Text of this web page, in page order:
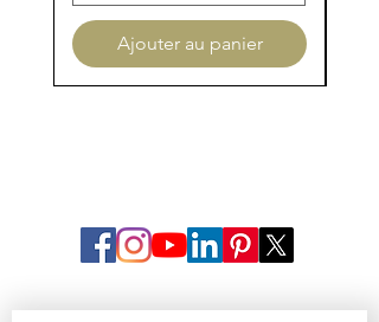
Ajouter au panier